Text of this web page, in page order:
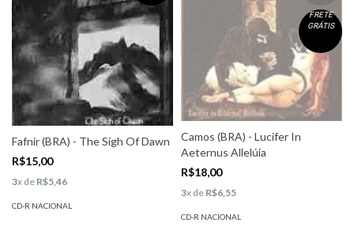
Fafnir (BRA) - The Sigh Of Dawn
R$15,00
3x de R$5,46
CD-R NACIONAL
FRETE
GRÁTIS
Camos (BRA) - Lucifer In
Aeternus Allelúia
R$18,00
3x de R$6,55
CD-R NACIONAL